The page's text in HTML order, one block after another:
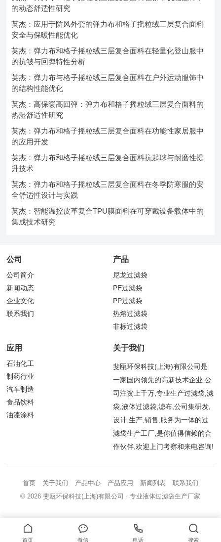
的动态舒适性研究
英杰：应用于防风外套的弹力布和格子摇粒绒三层复合面料
安全与保暖性能优化
英杰：弹力布和格子摇粒绒三层复合面料在轻量化登山服中
的抗皱与回弹特性分析
英杰：弹力布与格子摇粒绒三层复合面料在户外运动服饰中
的结构性能优化
英杰：高保暖高回弹：弹力布和格子摇粒绒三层复合面料的
热湿舒适性研究
英杰：弹力布和格子摇粒绒三层复合面料在功能性家居服中
的应用开发
英杰：弹力布和格子摇粒绒三层复合面料抗起球与耐磨性提
升技术
英杰：弹力布和格子摇粒绒三层复合面料在冬季防寒服的安
全舒适性设计与实践
英杰：智能温控皮革复合TPU膜面料在可穿戴设备载体中的
集成技术研究
公司
公司简介
新闻动态
企业文化
联系我们
产品
尼龙过滤袋
PE过滤袋
PP过滤袋
热熔过滤袋
非标过滤袋
应用
石油化工
制药行业
汽车制造
食品饮料
油漆涂料
关于我们
斐瓯环保科技(上海)有限公司是
一家国内领先的高新技术企业,公
司注资上千万,专业生产过滤袋,滤
袋,液体过滤袋,滤布,公司集研发,
设计,生产,销售,服务为一体的过
滤袋生产工厂,是你值得信赖的合
作伙伴,欢迎上门考察和来电咨询!
首页 关于我们 产品中心 产品应用 新闻列表
联系我们
© 2026斐瓯环保科技(上海)有限公司 · 专业液体过滤袋生产厂家
首页 微信 电话 搜索